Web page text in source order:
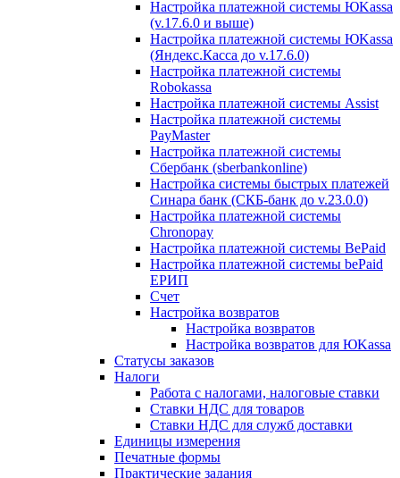
Настройка платежной системы ЮKassa
(v.17.6.0 и выше)
Настройка платежной системы ЮKassa
(Яндекс.Касса до v.17.6.0)
Настройка платежной системы
Robokassa
Настройка платежной системы Assist
Настройка платежной системы
PayMaster
Настройка платежной системы
Сбербанк (sberbankonline)
Настройка системы быстрых платежей
Синара банк (СКБ-банк до v.23.0.0)
Настройка платежной системы
Chronopay
Настройка платежной системы BePaid
Настройка платежной системы bePaid
ЕРИП
Счет
Настройка возвратов
Настройка возвратов
Настройка возвратов для ЮKassa
Статусы заказов
Налоги
Работа с налогами, налоговые ставки
Ставки НДС для товаров
Ставки НДС для служб доставки
Единицы измерения
Печатные формы
Практические задания